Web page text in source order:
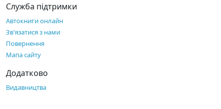
Служба підтримки
Автокниги онлайн
Зв'язатися з нами
Повернення
Мапа сайту
Додатково
Видавництва